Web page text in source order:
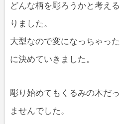
どんな柄を彫ろうかと考え
りました。
大型なので変になっちゃっ
に決めていきました。
彫り始めてもくるみの木だ
ませんでした。